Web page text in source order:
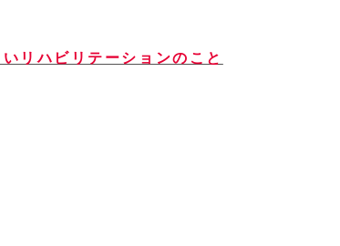
リハビリテーションのこと